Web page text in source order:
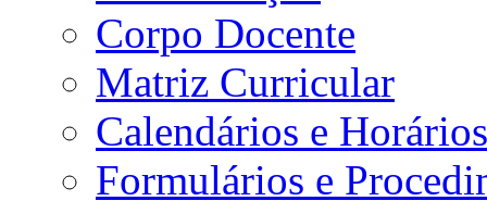
Corpo Docente
Matriz Curricular
Calendários e Horários
Formulários e